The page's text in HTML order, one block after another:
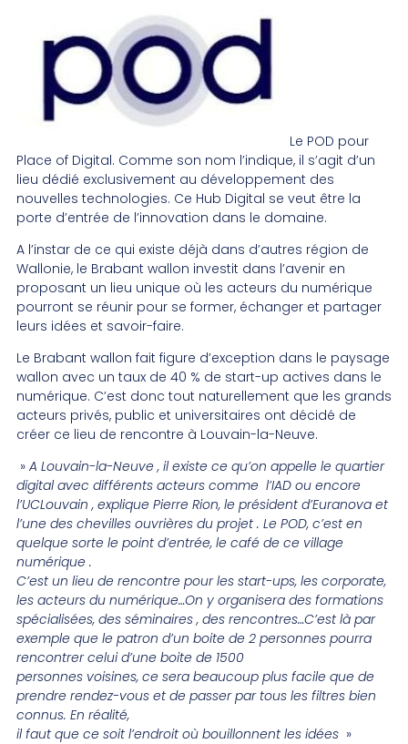
Le POD pour
Place of Digital. Comme son nom l’indique, il s’agit d’un
lieu dédié exclusivement au développement des
nouvelles technologies. Ce Hub Digital se veut être la
porte d’entrée de l’innovation dans le domaine.
A l’instar de ce qui existe déjà dans d’autres région de
Wallonie, le Brabant wallon investit dans l’avenir en
proposant un lieu unique où les acteurs du numérique
pourront se réunir pour se former, échanger et partager
leurs idées et savoir-faire.
Le Brabant wallon fait figure d’exception dans le paysage
wallon avec un taux de 40 % de start-up actives dans le
numérique. C’est donc tout naturellement que les grands
acteurs privés, public et universitaires ont décidé de
créer ce lieu de rencontre à Louvain-la-Neuve.
» A Louvain-la-Neuve , il existe ce qu’on appelle le quartier
digital avec différents acteurs comme l’IAD ou encore
l’UCLouvain , explique Pierre Rion, le président d’Euranova et
l’une des chevilles ouvrières du projet . Le POD, c’est en
quelque sorte le point d’entrée, le café de ce village
numérique .
C’est un lieu de rencontre pour les start-ups, les corporate,
les acteurs du numérique…On y organisera des formations
spécialisées, des séminaires , des rencontres…C’est là par
exemple que le patron d’un boite de 2 personnes pourra
rencontrer celui d’une boite de 1500
personnes voisines, ce sera beaucoup plus facile que de
prendre rendez-vous et de passer par tous les filtres bien
connus. En réalité,
il faut que ce soit l’endroit où bouillonnent les idées »